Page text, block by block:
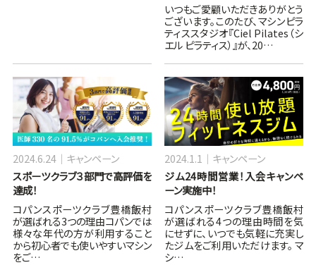
いつもご愛顧いただきありがとう
ございます。このたび、マシンピラ
ティススタジオ『Ciel Pilates（シ
エル ピラティス）』が、20…
スポーツクラブ３部門で高評価を
達成！
2024.6.24 キャンペーン
コパンスポーツクラブ豊橋飯村
が選ばれる3つの理由コパンでは
様々な年代の方が利用すること
から初心者でも使いやすいマシン
をご…
ジム24時間営業！入会キャンペ
ーン実施中！
2024.1.1 キャンペーン
コパンスポーツクラブ豊橋飯村
が選ばれる4つの理由時間を気
にせずに、いつでも気軽に充実し
たジムをご利用いただけます。 マ
シ…